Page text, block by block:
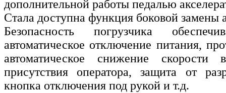
дополнительной работы педалью
Стала доступна функция боковой замены
Безопасность погрузчика
автоматическое отключение питания,
автоматическое снижение скорости
присутствия оператора, защита от
кнопка отключения под рукой и т.д.